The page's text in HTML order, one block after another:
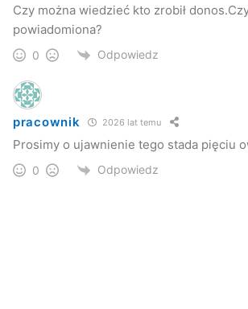
Czy można wiedzieć kto zrobił donos.Czy
powiadomiona?
0 Odpowiedz
pracownik 2026 lat temu
Prosimy o ujawnienie tego stada pięciu
0 Odpowiedz